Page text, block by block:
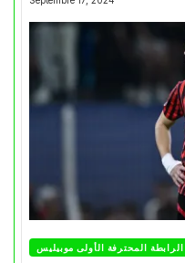
الرابطة المحترفة الأولى موبيليس